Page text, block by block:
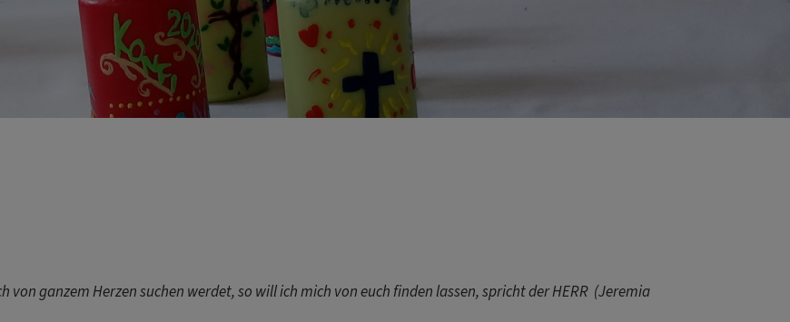
von ganzem Herzen suchen werdet, so will ich mich von euch finden lassen, spricht der HERR (Jeremia